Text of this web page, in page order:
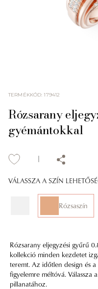
TERMÉKKÓD:179412
Rózsarany
gyémántokkal
VÁLASSZA A SZÍN
Rózsaszín
Rózsarany eljegyzési gyűrű
kollekció minden kezdetet
teremt. Az időtlen design és
figyelemre méltóvá. Válassza
pillanatához.